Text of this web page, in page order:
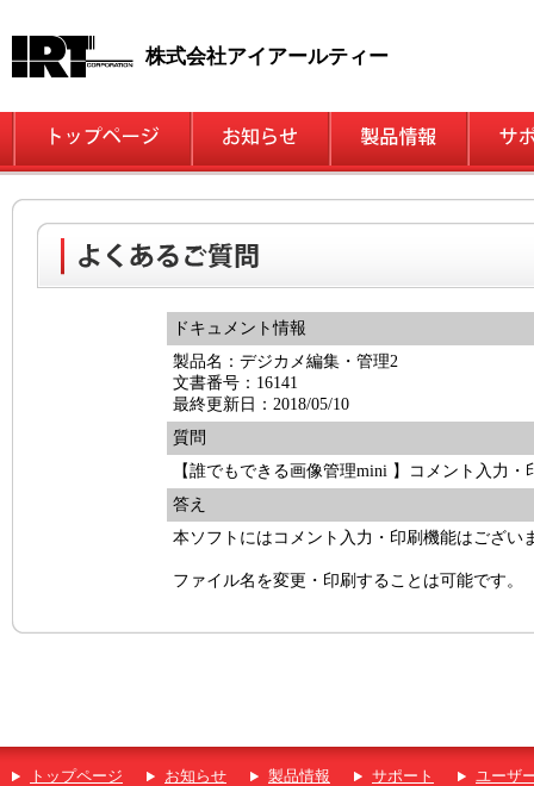
株式会社アイアールティー
ドキュメント情報
製品名：デジカメ編集・管理2
文書番号：16141
最終更新日：2018/05/10
質問
【誰でもできる画像管理mini 】コメント入力・
答え
本ソフトにはコメント入力・印刷機能はござい
ファイル名を変更・印刷することは可能です。
トップページ お知らせ 製品情報 サポート ユーザ